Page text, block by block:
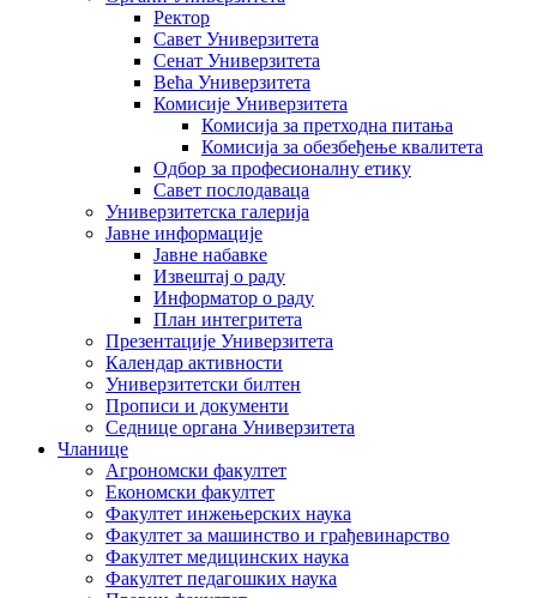
Ректор
Савет Универзитета
Сенат Универзитета
Већа Универзитета
Комисије Универзитета
Комисија за претходна питања
Комисија за обезбеђење квалитета
Одбор за професионалну етику
Савет послодаваца
Универзитетска галерија
Јавне информације
Јавне набавке
Извештај о раду
Информатор о раду
План интегритета
Презентације Универзитета
Календар активности
Универзитетски билтен
Прописи и документи
Седнице органа Универзитета
Чланице
Агрономски факултет
Економски факултет
Факултет инжењерских наука
Факултет за машинство и грађевинарство
Факултет медицинских наука
Факултет педагошких наука